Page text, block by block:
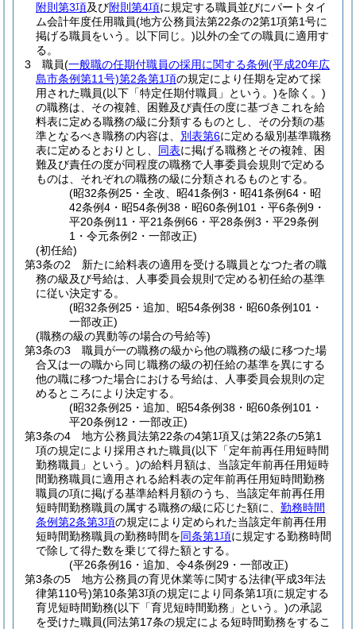
附則第3項及び附則第4項に規定する職員並びにパートタイ
ム会計年度任用職員(地方公務員法第22条の2第1項第1号に
掲げる職員をいう。以下同じ。)以外の全ての職員に適用す
る。
3
職員(一般職の任期付職員の採用に関する条例(平成20年広
島市条例第11号)第2条第1項の規定により任期を定めて採
用された職員(以下「特定任期付職員」という。)を除く。)
の職務は、その複雑、困難及び責任の度に基づきこれを給
料表に定める職務の級に分類するものとし、その分類の基
準となるべき職務の内容は、 別表第6に定める級別基準職務
表に定めるとおりとし、 同表に掲げる職務とその複雑、困
難及び責任の度が同程度の職務で人事委員会規則で定める
ものは、それぞれの職務の級に分類されるものとする。
(昭32条例25・全改、昭41条例3・昭41条例64・昭
42条例4・昭54条例38・昭60条例101・平6条例9・
平20条例11・平21条例66・平28条例3・平29条例
1・令元条例2・一部改正)
(初任給)
第3条の2
新たに給料表の適用を受ける職員となつた者の職
務の級及び号給は、人事委員会規則で定める初任給の基準
に従い決定する。
(昭32条例25・追加、昭54条例38・昭60条例101・
一部改正)
(職務の級の異動等の場合の号給等)
第3条の3
職員が一の職務の級から他の職務の級に移つた場
合又は一の職から同じ職務の級の初任給の基準を異にする
他の職に移つた場合における号給は、人事委員会規則の定
めるところにより決定する。
(昭32条例25・追加、昭54条例38・昭60条例101・
平20条例12・一部改正)
第3条の4
地方公務員法第22条の4第1項又は第22条の5第1
項の規定により採用された職員(以下「定年前再任用短時間
勤務職員」という。)の給料月額は、当該定年前再任用短時
間勤務職員に適用される給料表の定年前再任用短時間勤務
職員の項に掲げる基準給料月額のうち、当該定年前再任用
短時間勤務職員の属する職務の級に応じた額に、 勤務時間
条例第2条第3項の規定により定められた当該定年前再任用
短時間勤務職員の勤務時間を同条第1項に規定する勤務時間
で除して得た数を乗じて得た額とする。
(平26条例16・追加、令4条例29・一部改正)
第3条の5
地方公務員の育児休業等に関する法律(平成3年法
律第110号)第10条第3項の規定により同条第1項に規定する
育児短時間勤務(以下「育児短時間勤務」という。)の承認
を受けた職員(同法第17条の規定による短時間勤務をするこ